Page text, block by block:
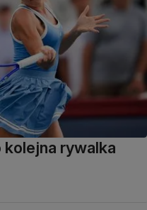
kolejna rywalka